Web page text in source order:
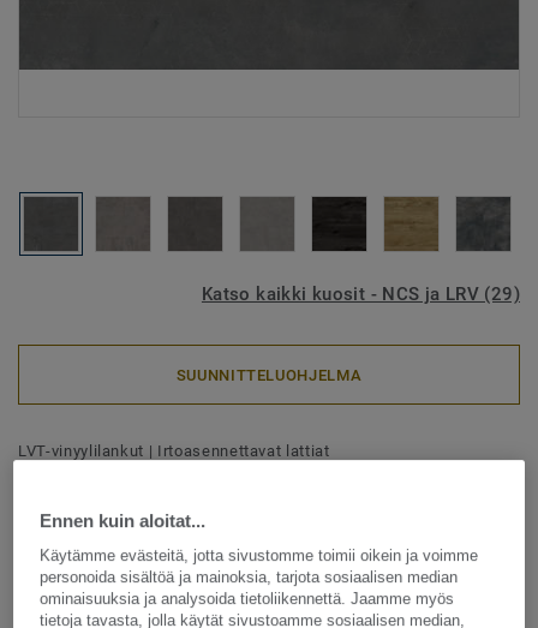
Katso kaikki kuosit - NCS ja LRV (29)
SUUNNITTELUOHJELMA
LVT-vinyylilankut | Irtoasennettavat lattiat
Metal Plate GRID
Ainutlaatuinen asennustekniikka mahdollistaa nopean ja
kustannustehokkaan asennuksen. iD Inspiration Loose-lay
Ennen kuin aloitat...
Käytämme evästeitä, jotta sivustomme toimii oikein ja voimme
personoida sisältöä ja mainoksia, tarjota sosiaalisen median
ominaisuuksia ja analysoida tietoliikennettä. Jaamme myös
tietoja tavasta, jolla käytät sivustoamme sosiaalisen median,